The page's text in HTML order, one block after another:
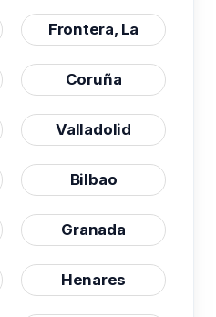
Frontera, La
Coruña
Valladolid
Bilbao
Granada
Henares